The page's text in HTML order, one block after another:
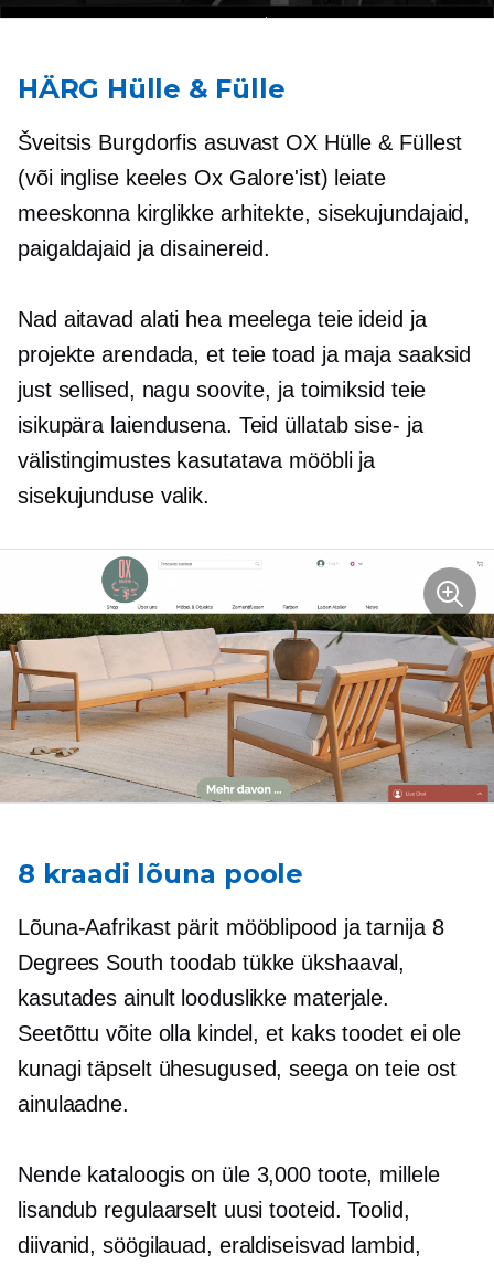
HÄRG Hülle & Fülle
Šveitsis Burgdorfis asuvast OX Hülle & Füllest
(või inglise keeles Ox Galore'ist) leiate
meeskonna kirglikke arhitekte, sisekujundajaid,
paigaldajaid ja disainereid.
Nad aitavad alati hea meelega teie ideid ja
projekte arendada, et teie toad ja maja saaksid
just sellised, nagu soovite, ja toimiksid teie
isikupära laiendusena. Teid üllatab sise- ja
välistingimustes kasutatava mööbli ja
sisekujunduse valik.
8 kraadi lõuna poole
Lõuna-Aafrikast pärit mööblipood ja tarnija 8
Degrees South toodab tükke ükshaaval,
kasutades ainult looduslikke materjale.
Seetõttu võite olla kindel, et kaks toodet ei ole
kunagi täpselt ühesugused, seega on teie ost
ainulaadne.
Nende kataloogis on üle 3,000 toote, millele
lisandub regulaarselt uusi tooteid. Toolid,
diivanid, söögilauad, eraldiseisvad lambid,